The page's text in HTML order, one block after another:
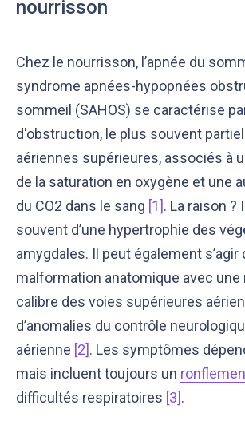
nourrisson
Chez le nourrisson, l’apnée du
syndrome apnées-hypopnées
sommeil (SAHOS) se caractérise
d'obstruction, le plus souvent
aériennes supérieures, associés à
de la saturation en oxygène et une
du CO2 dans le sang [1]. La raison ?
souvent d’une hypertrophie des
amygdales. Il peut également s’agir
malformation anatomique avec une
calibre des voies supérieures
d’anomalies du contrôle
aérienne [2]. Les symptômes
mais incluent toujours un
difficultés respiratoires [3].